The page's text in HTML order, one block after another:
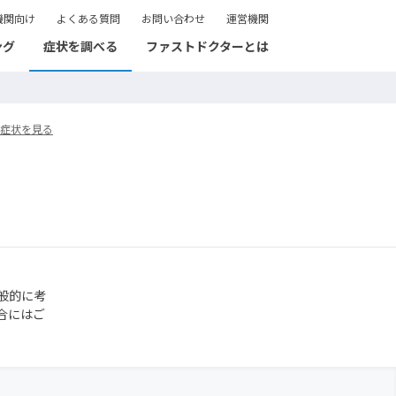
関向け よくある質問 お問い合わせ 運営機関
症状を調べる ファストドクターとは
状を見る
的に考
にはご